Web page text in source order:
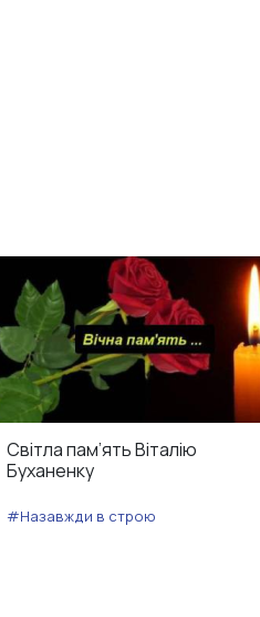
Світла пам’ять Віталію
Буханенку
#Назавжди в строю